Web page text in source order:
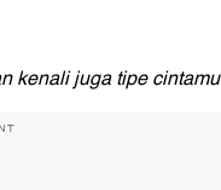
kenali juga tipe cintamu